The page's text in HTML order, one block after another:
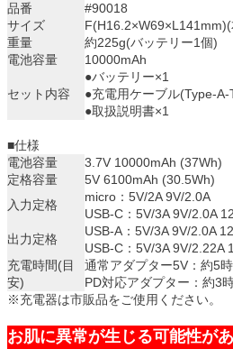
品番
#90018
サイズ
F(H16.2×W69×L141mm)(
重量
約225g(バッテリー1個)
電池容量
10000mAh
セット内容
●バッテリー×1
●充電用ケーブル(Type-A-
●取扱説明書×1
■仕様
電池容量
3.7V 10000mAh (37Wh)
定格容量
5V 6100mAh (30.5Wh)
入力定格
micro：5V/2A 9V/2.0A
USB-C：5V/3A 9V/2.0A
出力定格
USB-A：5V/3A 9V/2.0A
USB-C：5V/3A 9V/2.22A
充電時間(目
安)
通常アダプター5V：約5
PD対応アダプター：約3
※充電器は市販品をご使用ください。
お肌に異常が生じる可能性が